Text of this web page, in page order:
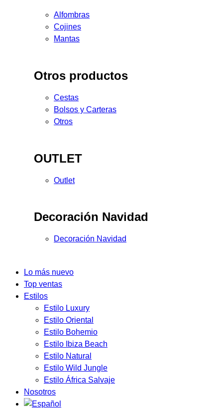
Alfombras
Cojines
Mantas
Otros productos
Cestas
Bolsos y Carteras
Otros
OUTLET
Outlet
Decoración Navidad
Decoración Navidad
Lo más nuevo
Top ventas
Estilos
Estilo Luxury
Estilo Oriental
Estilo Bohemio
Estilo Ibiza Beach
Estilo Natural
Estilo Wild Jungle
Estilo África Salvaje
Nosotros